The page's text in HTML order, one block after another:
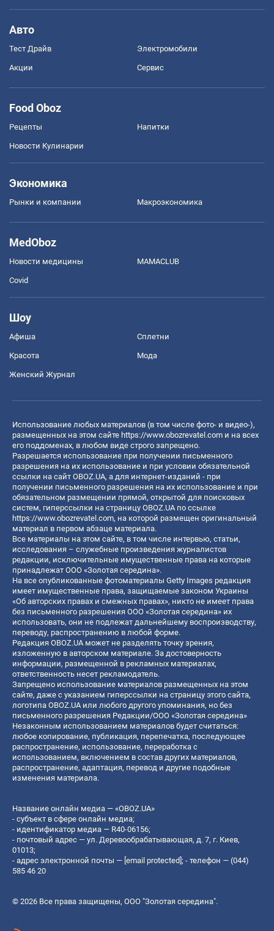
Авто
Тест Драйв Электромобили
Акции Сервис
Food Oboz
Рецепты Напитки
Новости Кулинарии
Экономика
Рынки и компании Mакроэкономика
MedOboz
Новости медицины MAMACLUB
Covid
Шоу
Афиша Сплетни
Красота Мода
Женский Журнал
Использование любых материалов (в том числе фото- и видео-),
размещенных на этом сайте https://www.obozrevatel.com и на всех
его поддоменах, в любом виде строго запрещено.
Разрешается использование при получении письменного
разрешения на их использование и при условии обязательной
ссылки на сайт OBOZ.UA, а для интернет-изданий - при
получении письменного разрешения на их использование и при
обязательном размещении прямой, открытой для поисковых
систем, гиперссылки на страницу OBOZ.UA по ссылке
https://www.obozrevatel.com, на которой размещен оригинальный
материал в первом абзаце материала.
Все материалы на этом сайте, в том числе интервью, статьи,
исследования – служебные произведения журналистов
редакции, исключительные имущественные права на которые
принадлежат ООО «Золотая середина».
На все опубликованные фотоматериалы Getty Images редакция
имеет имущественные права, защищаемые законом Украины
«Об авторских правах и смежных правах», никто не имеет права
без письменного разрешения ООО «Золотая середина» их
использовать, они не подлежат дальнейшему воспроизводству,
переводу, распространению в любой форме.
Редакция OBOZ.UA может не разделять точку зрения,
изложенную в авторском материале. За достоверность
информации, размещенной в рекламных материалах,
ответственность несет рекламодатель.
Запрещено использование материалов размещенных на этом
сайте, даже с указанием гиперссылки на страницу этого сайта,
логотипа OBOZ.UA или любого другого упоминания, но без
письменного разрешения Редакции/ООО «Золотая середина»
Незаконным использованием материалов будет считаться:
любое копирование, публикация, перепечатка, последующее
распространение, использование, переработка с
использованием, включением в состав других материалов,
распространение, адаптация, перевод и другие подобные
изменения материала.
Название онлайн медиа — «OBOZ.UA»
- субъект в сфере онлайн медиа;
- идентификатор медиа — R40-06156;
- почтовый адрес — ул. Деревообрабатывающая, д. 7, г. Киев,
01013;
- адрес электронной почты — [email protected]; - телефон — (044)
585 46 20
© 2026 Все права защищены, ООО "Золотая середина".